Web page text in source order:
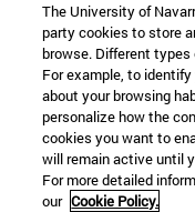
The University of
party cookies to store
browse. Different
For example, to
about your browsing
personalize how the
cookies you want to
will remain active until
For more detailed
our Cookie Policy.